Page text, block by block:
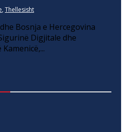
, Thellesisht
Bosnja e Hercegovina
Digjitale dhe